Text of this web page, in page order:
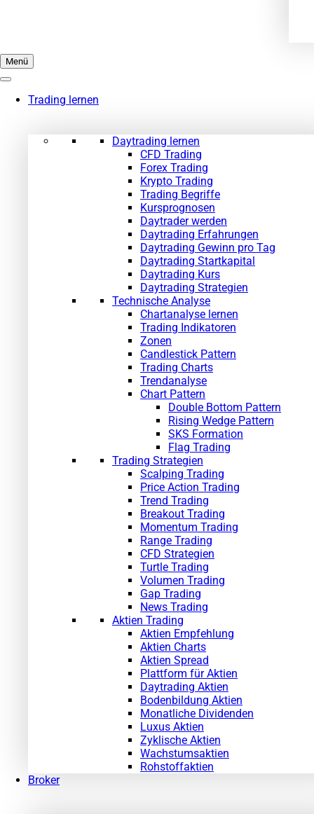
Menü
Trading lernen
Daytrading lernen
CFD Trading
Forex Trading
Krypto Trading
Trading Begriffe
Kursprognosen
Daytrader werden
Daytrading Erfahrungen
Daytrading Gewinn pro Tag
Daytrading Startkapital
Daytrading Kurs
Daytrading Strategien
Technische Analyse
Chartanalyse lernen
Trading Indikatoren
Zonen
Candlestick Pattern
Trading Charts
Trendanalyse
Chart Pattern
Double Bottom Pattern
Rising Wedge Pattern
SKS Formation
Flag Trading
Trading Strategien
Scalping Trading
Price Action Trading
Trend Trading
Breakout Trading
Momentum Trading
Range Trading
CFD Strategien
Turtle Trading
Volumen Trading
Gap Trading
News Trading
Aktien Trading
Aktien Empfehlung
Aktien Charts
Aktien Spread
Plattform für Aktien
Daytrading Aktien
Bodenbildung Aktien
Monatliche Dividenden
Luxus Aktien
Zyklische Aktien
Wachstumsaktien
Rohstoffaktien
Broker